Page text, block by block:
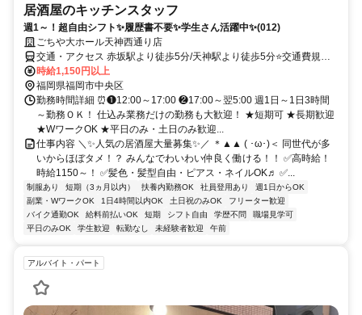
居酒屋のキッチンスタッフ
週1～！超自由シフト✨履歴書不要✨学生さん活躍中✨(012)
ごちや大ホール天神西通り店
交通・アクセス 赤坂駅より徒歩5分/天神駅より徒歩5分⭐交通費規定
支給
時給1,150円以上
福岡県福岡市中央区
勤務時間詳細 ⏰❶12:00～17:00 ❷17:00～翌5:00 週1日～1日3時間
～勤務ＯＫ！ 仕込み業務だけの勤務も大歓迎！ ★短期可 ★長期歓迎
★WワークOK ★平日のみ・土日のみ歓迎...
仕事内容 ＼✨人気の居酒屋大量募集✨／ ＊▲▲ ( ･ω･)＜ 同世代が多
いからほぼタメ！？ みんなでわいわい仲良く働ける！！ ✅高時給！
時給1150～！ ✅髪色・髪型自由・ピアス・ネイルOK♬ ✅...
制服あり 短期（3ヵ月以内） 扶養内勤務OK 社員登用あり
週1日からOK
副業・WワークOK
1日4時間以内OK 土日祝のみOK
フリーター歓迎
バイク通勤OK
給料前払いOK 短期 シフト自由 学歴不問
職場見学可
平日のみOK
学生歓迎 転勤なし 未経験者歓迎 午前
アルバイト・パート